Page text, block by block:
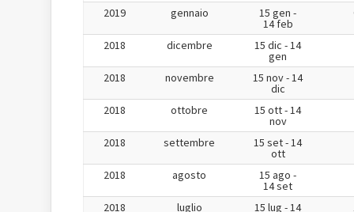
2019 gennaio 15 gen -
14 feb
2018 dicembre 15 dic - 14
gen
2018 novembre 15 nov - 14
dic
2018 ottobre 15 ott - 14
nov
2018 settembre 15 set - 14
ott
2018 agosto 15 ago -
14 set
2018 luglio 15 lug - 14